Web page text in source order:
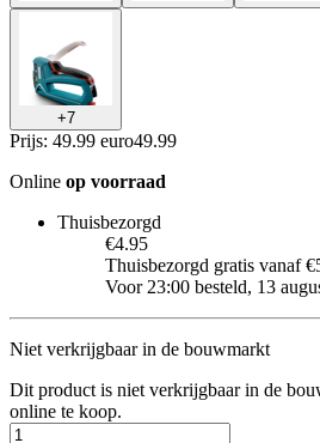
+7
Prijs: 49.99 euro49.99
Online op voorraad
Thuisbezorgd
€4.95
Thuisbezorgd gratis vanaf
Voor 23:00 besteld, 13
Niet verkrijgbaar in de bouwmarkt
Dit product is niet verkrijgbaar in de
online te koop.